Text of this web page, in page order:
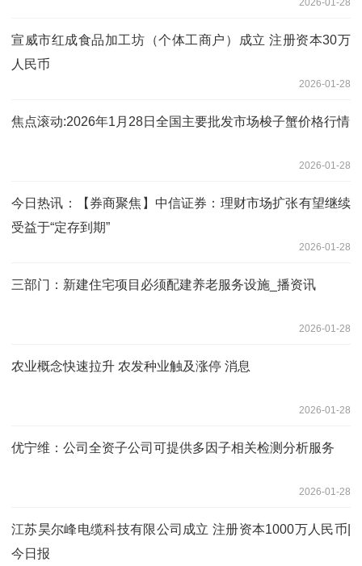
2026-01-28
宣威市红成食品加工坊（个体工商户）成立 注册资本30万
人民币
2026-01-28
焦点滚动:2026年1月28日全国主要批发市场梭子蟹价格行情
2026-01-28
今日热讯：【券商聚焦】中信证券：理财市场扩张有望继续
受益于“定存到期”
2026-01-28
三部门：新建住宅项目必须配建养老服务设施_播资讯
2026-01-28
农业概念快速拉升 农发种业触及涨停 消息
2026-01-28
优宁维：公司全资子公司可提供多因子相关检测分析服务
2026-01-28
江苏昊尔峰电缆科技有限公司成立 注册资本1000万人民币|
今日报